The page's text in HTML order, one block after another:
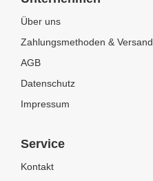
Über uns
Zahlungsmethoden & Versand
AGB
Datenschutz
Impressum
Service
Kontakt